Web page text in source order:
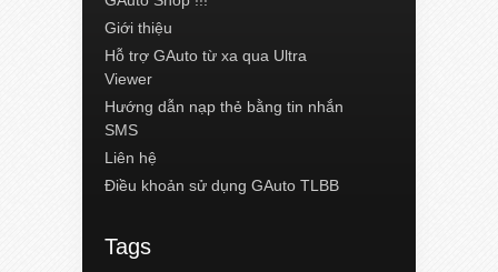
Giới thiệu
Hỗ trợ GAuto từ xa qua Ultra
Viewer
Hướng dẫn nạp thẻ bằng tin nhắn
SMS
Liên hệ
Điều khoản sử dụng GAuto TLBB
Tags